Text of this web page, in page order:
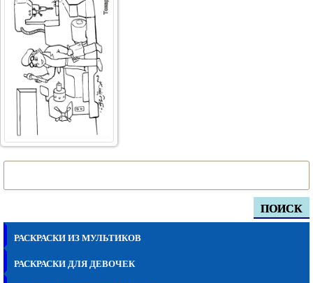
ПОИСК
РАСКРАСКИ ИЗ МУЛЬТИКОВ
РАСКРАСКИ ДЛЯ ДЕВОЧЕК